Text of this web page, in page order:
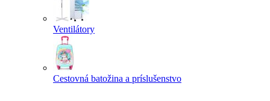
Ventilátory
Cestovná batožina a príslušenstvo